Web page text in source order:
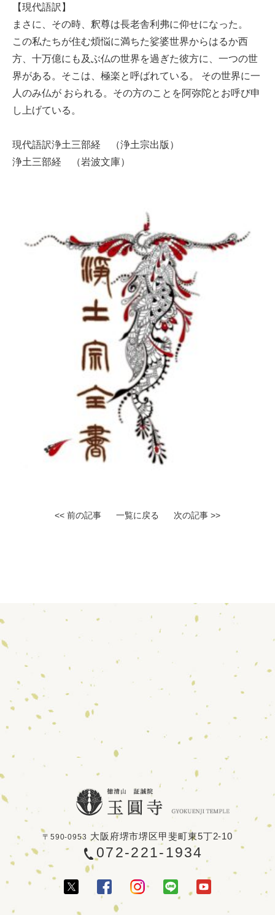
【現代語訳】
まさに、その時、釈尊は長老舎利弗に仰せになった。
この私たちが住む煩悩に満ちた娑婆世界からはるか西
方、十万億にも及ぶ仏の世界を過ぎた彼方に、一つの世
界がある。そこは、極楽と呼ばれている。 その世界に一
人のみ仏が おられる。その方のことを阿弥陀とお呼び申
し上げている。
現代語訳浄土三部経 （浄土宗出版）
浄土三部経 （岩波文庫）
<< 前の記事 一覧に戻る 次の記事 >>
〒590-0953 大阪府堺市堺区甲斐町東5丁2-10
072-221-1934